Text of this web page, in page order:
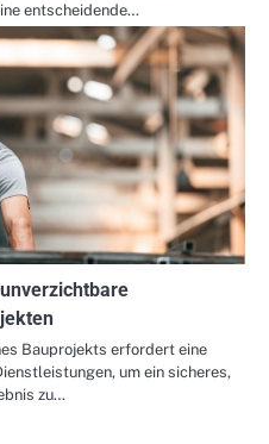
entscheidende…
Bauprojekts erfordert eine
um ein sicheres,
zu…